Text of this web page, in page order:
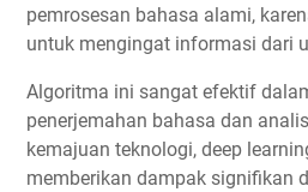
pemrosesan bahasa alami,
untuk mengingat informasi dari
Algoritma ini sangat efektif
penerjemahan bahasa dan
kemajuan teknologi, deep
memberikan dampak signifikan